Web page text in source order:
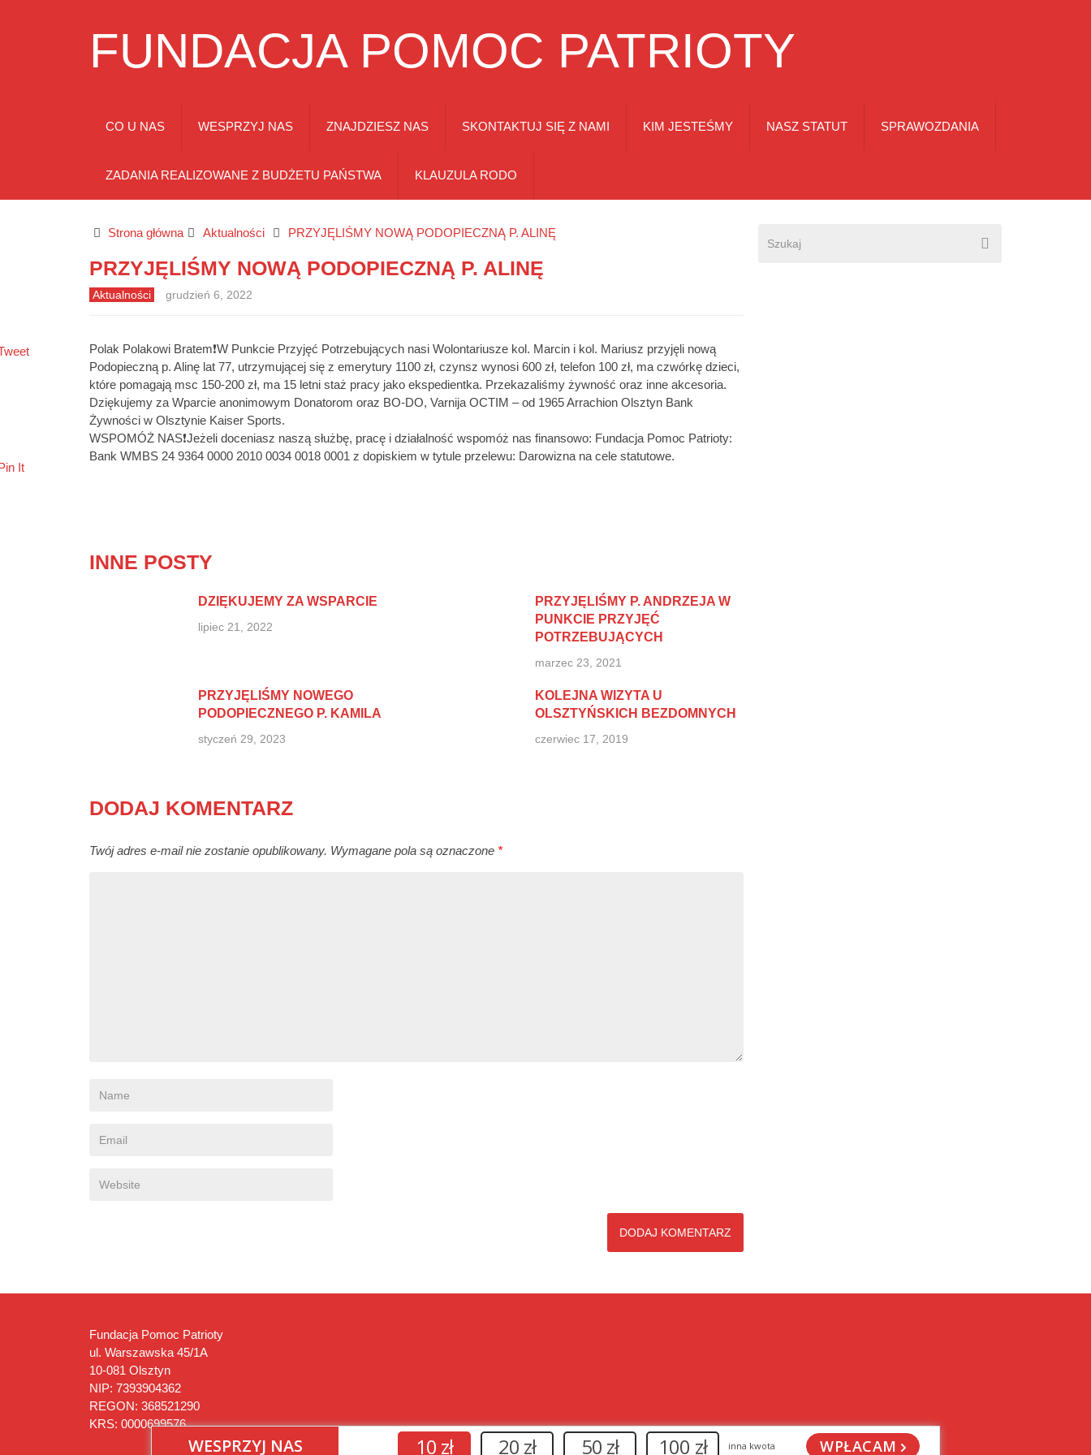
FUNDACJA POMOC PATRIOTY
CO U NAS WESPRZYJ NAS ZNAJDZIESZ NAS SKONTAKTUJ SIĘ Z NAMI KIM JESTEŚMY NASZ STATUT SPRAWOZDANIA
ZADANIA REALIZOWANE Z BUDŻETU PAŃSTWA KLAUZULA RODO
Strona główna Aktualności PRZYJĘLIŚMY NOWĄ PODOPIECZNĄ P. ALINĘ
PRZYJĘLIŚMY NOWĄ PODOPIECZNĄ P. ALINĘ
Aktualności grudzień 6, 2022
Polak Polakowi Bratem❗W Punkcie Przyjęć Potrzebujących nasi Wolontariusze kol. Marcin i kol. Mariusz przyjęli nową
Podopieczną p. Alinę lat 77, utrzymującej się z emerytury 1100 zł, czynsz wynosi 600 zł, telefon 100 zł, ma czwórkę dzieci,
które pomagają msc 150-200 zł, ma 15 letni staż pracy jako ekspedientka. Przekazaliśmy żywność oraz inne akcesoria.
Dziękujemy za Wparcie anonimowym Donatorom oraz BO-DO, Varnija OCTIM – od 1965 Arrachion Olsztyn Bank
Żywności w Olsztynie Kaiser Sports.
WSPOMÓŻ NAS❗Jeżeli doceniasz naszą służbę, pracę i działalność wspomóż nas finansowo: Fundacja Pomoc Patrioty:
Bank WMBS 24 9364 0000 2010 0034 0018 0001 z dopiskiem w tytule przelewu: Darowizna na cele statutowe.
It
INNE POSTY
DZIĘKUJEMY ZA WSPARCIE
lipiec 21, 2022
PRZYJĘLIŚMY P. ANDRZEJA W
PUNKCIE PRZYJĘĆ
POTRZEBUJĄCYCH
marzec 23, 2021
PRZYJĘLIŚMY NOWEGO
PODOPIECZNEGO P. KAMILA
styczeń 29, 2023
KOLEJNA WIZYTA U
OLSZTYŃSKICH BEZDOMNYCH
czerwiec 17, 2019
DODAJ KOMENTARZ
Twój adres e-mail nie zostanie opublikowany. Wymagane pola są oznaczone *
Fundacja Pomoc Patrioty
ul. Warszawska 45/1A
10-081 Olsztyn
NIP: 7393904362
REGON: 368521290
KRS: 0000699576
WESPRZYJ NAS 10 zł 20 zł 50 zł 100 zł inna kwota WPŁACAM
SCHOWAJ